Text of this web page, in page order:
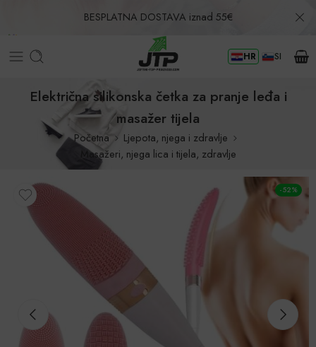
BESPLATNA DOSTAVA iznad 55€
Povrat u roku od 30 dana! HR SI
Električna silikonska četka za pranje leđa i
masažer tijela
Početna
Ljepota, njega i zdravlje
Masažeri, njega lica i tijela, zdravlje
-52%